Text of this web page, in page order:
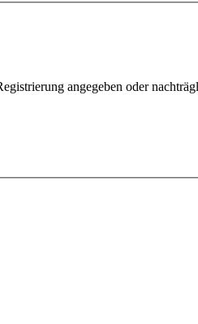
angegeben oder